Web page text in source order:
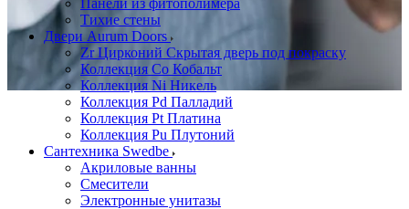
Панели из фитополимера
Тихие стены
Двери Aurum Doors
Zr Цирконий Скрытая дверь под покраску
Коллекция Co Кобальт
Коллекция Ni Никель
Коллекция Pd Палладий
Коллекция Pt Платина
Коллекция Pu Плутоний
Сантехника Swedbe
Акриловые ванны
Смесители
Электронные унитазы